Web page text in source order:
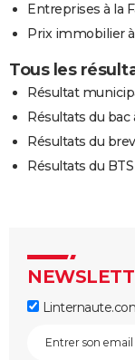
Entreprises à la
Prix immobilier à
Tous les
Résultat
Résultats du bac
Résultats du
Résultats du